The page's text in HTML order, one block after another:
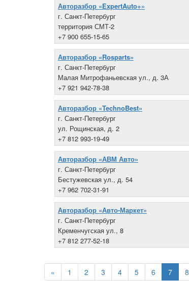
Авторазбор «ExpertAuto+»
г. Санкт-Петербург
территория СМТ-2
+7 900 655-15-65
Авторазбор «Rosparts»
г. Санкт-Петербург
Малая Митрофаньевская ул., д. 3А
+7 921 942-78-38
Авторазбор «TechnoBest»
г. Санкт-Петербург
ул. Рощинская, д. 2
+7 812 993-19-49
Авторазбор «АВМ Авто»
г. Санкт-Петербург
Бестужевская ул., д. 54
+7 962 702-31-91
Авторазбор «Авто-Маркет»
г. Санкт-Петербург
Кременчугская ул., 8
+7 812 277-52-18
« 1 2 3 4 5 6 7 8